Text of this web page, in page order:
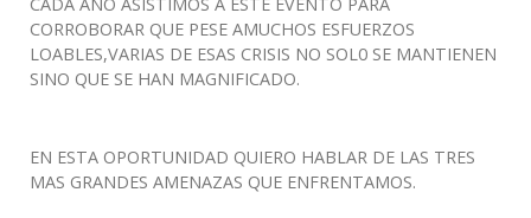
CORROBORAR QUE PESE AMUCHOS ESFUERZOS
LOABLES,VARIAS DE ESAS CRISIS NO SOL0 SE MANTIENEN
SINO QUE SE HAN MAGNIFICADO.
EN ESTA OPORTUNIDAD QUIERO HABLAR DE LAS TRES
MAS GRANDES AMENAZAS QUE ENFRENTAMOS.